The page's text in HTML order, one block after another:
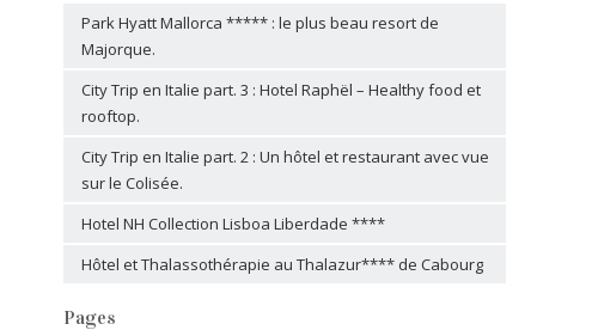
Park Hyatt Mallorca ***** : le plus beau resort de
Majorque.
City Trip en Italie part. 3 : Hotel Raphël – Healthy food et
rooftop.
City Trip en Italie part. 2 : Un hôtel et restaurant avec vue
sur le Colisée.
Hotel NH Collection Lisboa Liberdade ****
Hôtel et Thalassothérapie au Thalazur**** de Cabourg
Pages